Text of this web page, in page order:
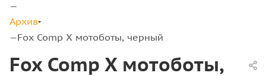
—
Архив
—Fox Comp X мотоботы, черный
Fox Comp X мотоботы,